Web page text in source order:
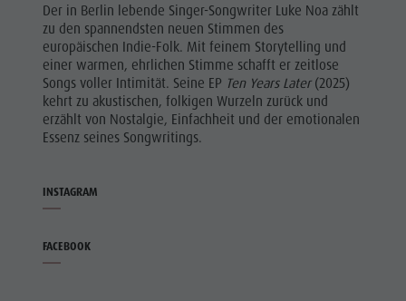
Der in Berlin lebende Singer-Songwriter Luke Noa zählt
zu den spannendsten neuen Stimmen des
europäischen Indie-Folk. Mit feinem Storytelling und
einer warmen, ehrlichen Stimme schafft er zeitlose
Songs voller Intimität. Seine EP Ten Years Later(2025)
kehrt zu akustischen, folkigen Wurzeln zurück und
erzählt von Nostalgie, Einfachheit und der emotionalen
Essenz seines Songwritings.
INSTAGRAM
FACEBOOK